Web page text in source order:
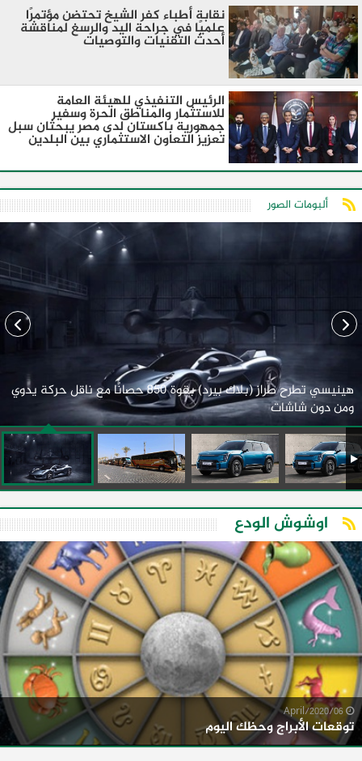
نقابة أطباء كفر الشيخ تحتضن مؤتمرًا
علميًا في جراحة اليد والرسغ لمناقشة
أحدث التقنيات والتوصيات
الرئيس التنفيذي للهيئة العامة
للاستثمار والمناطق الحرة وسفير
جمهورية باكستان لدى مصر يبحثان سبل
تعزيز التعاون الاستثماري بين البلدين
ألبومات الصور
هينيسي تطرح طراز (بلاك بيرد) بقوة 850 حصانًا مع ناقل حركة يدوي
ومن دون شاشات
اوشوش الودع
توقعات الأبراج وحظك اليوم